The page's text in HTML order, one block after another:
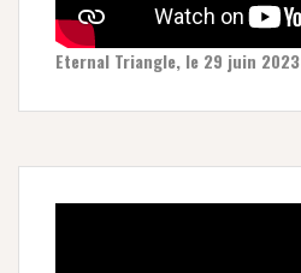
Eternal Triangle, le 29 juin 2023